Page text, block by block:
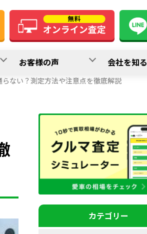
お客様の声 会社を知る
ない？測定方法や注意点を徹底解説
カテゴリー